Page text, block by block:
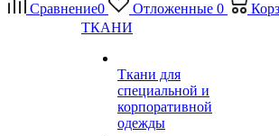
Сравнение0 Отложенные 0
ТКАНИ
Ткани для
специальной и
корпоративной
одежды